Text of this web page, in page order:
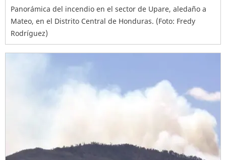
Panorámica del incendio en el sector de Upare, aledaño a
Mateo, en el Distrito Central de Honduras. (Foto: Fredy
Rodríguez)